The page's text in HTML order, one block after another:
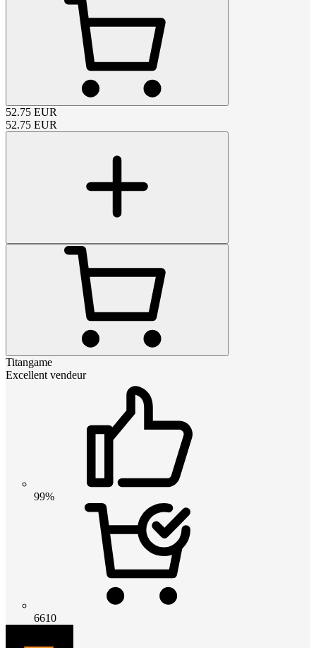
52.75 EUR
52.75 EUR
Titangame
Excellent vendeur
99%
6610